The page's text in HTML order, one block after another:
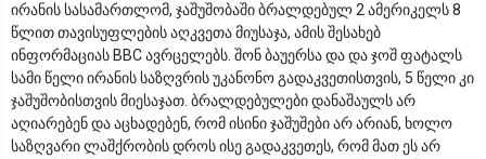
ირანის სასამართლომ, ჯაშუშობაში ბრალდებულ 2 ამერიკელს 8
წლით თავისუფლების აღკვეთა მიუსაჯა, ამის შესახებ
ინფორმაციას BBC ავრცელებს. შონ ბაუერსა და და ჯოშ ფატალს
სამი წელი ირანის საზღვრის უკანონო გადაკვეთისთვის, 5 წელი კი
ჯაშუშობისთვის მიესაჯათ. ბრალდებულები დანაშაულს არ
აღიარებენ და აცხადებენ, რომ ისინი ჯაშუშები არ არიან, ხოლო
საზღვარი ლაშქრობის დროს ისე გადაკვეთეს, რომ მათ ეს არ